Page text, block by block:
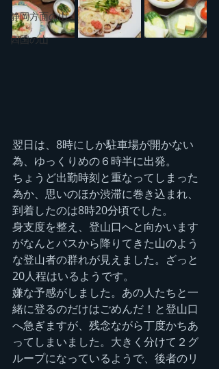
静岡方面の山
四国の山
翌日は、8時にしか駐車場が開かない
為、ゆっくりめの６時半に出発。
ちょうど出勤時刻と重なってしまった
為か、思いのほか渋滞に巻き込まれ、
到着したのは8時20分頃でした。
身支度を整え、登山口へと向かいます
がなんとバスから降りてきた山のよう
な登山者の群れが見えました。ざっと
20人程はいるようです。
嫌な予感がしました。あの人たちと一
緒に登るのだけはごめんだ！と登山口
へ急ぎますが、残念ながら丁度かちあ
ってしまいました。大きく分けて２グ
ループになっているようで、後者のリ